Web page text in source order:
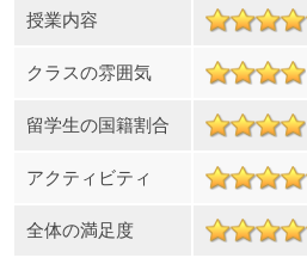
授業内容
クラスの雰囲気
留学生の国籍割合
アクティビティ
全体の満足度